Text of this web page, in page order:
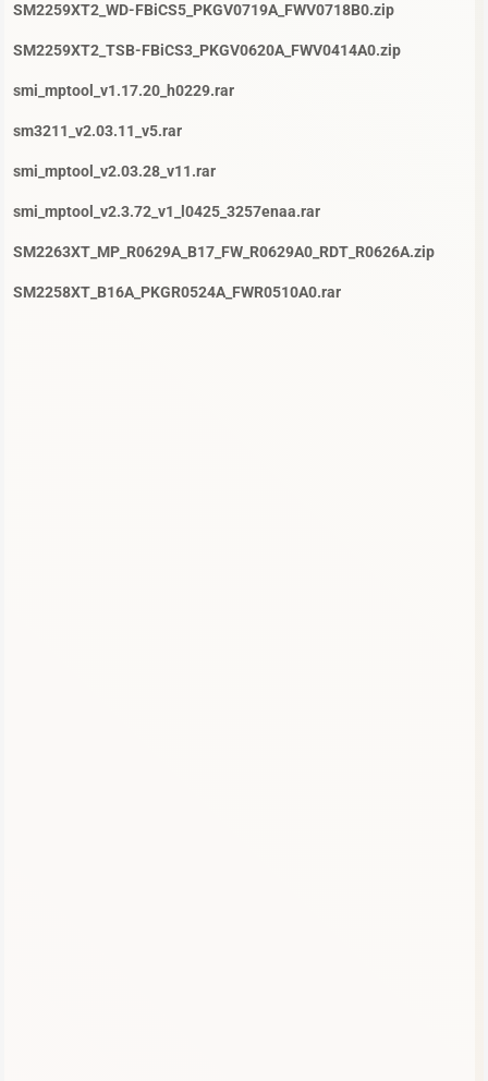
SM2259XT2_WD-FBiCS5_PKGV0719A_FWV0718B0.zip
SM2259XT2_TSB-FBiCS3_PKGV0620A_FWV0414A0.zip
smi_mptool_v1.17.20_h0229.rar
sm3211_v2.03.11_v5.rar
smi_mptool_v2.03.28_v11.rar
smi_mptool_v2.3.72_v1_l0425_3257enaa.rar
SM2263XT_MP_R0629A_B17_FW_R0629A0_RDT_R0626A.zip
SM2258XT_B16A_PKGR0524A_FWR0510A0.rar